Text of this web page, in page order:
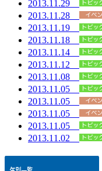
2013.11.29
2013.11.28
2013.11.19
2013.11.18
2013.11.14
2013.11.12
2013.11.08
2013.11.05
2013.11.05
2013.11.05
2013.11.05
2013.11.02